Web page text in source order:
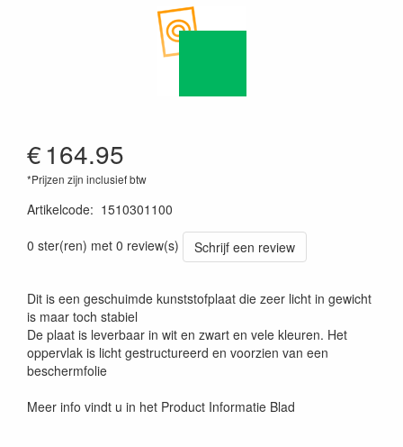
€164.95
*Prijzen zijn inclusief btw
Artikelcode: 1510301100
0 ster(ren) met 0 review(s)
Schrijf een review
Dit is een geschuimde kunststofplaat die zeer licht in gewicht
is maar toch stabiel
De plaat is leverbaar in wit en zwart en vele kleuren. Het
oppervlak is licht gestructureerd en voorzien van een
beschermfolie
Meer info vindt u in het Product Informatie Blad